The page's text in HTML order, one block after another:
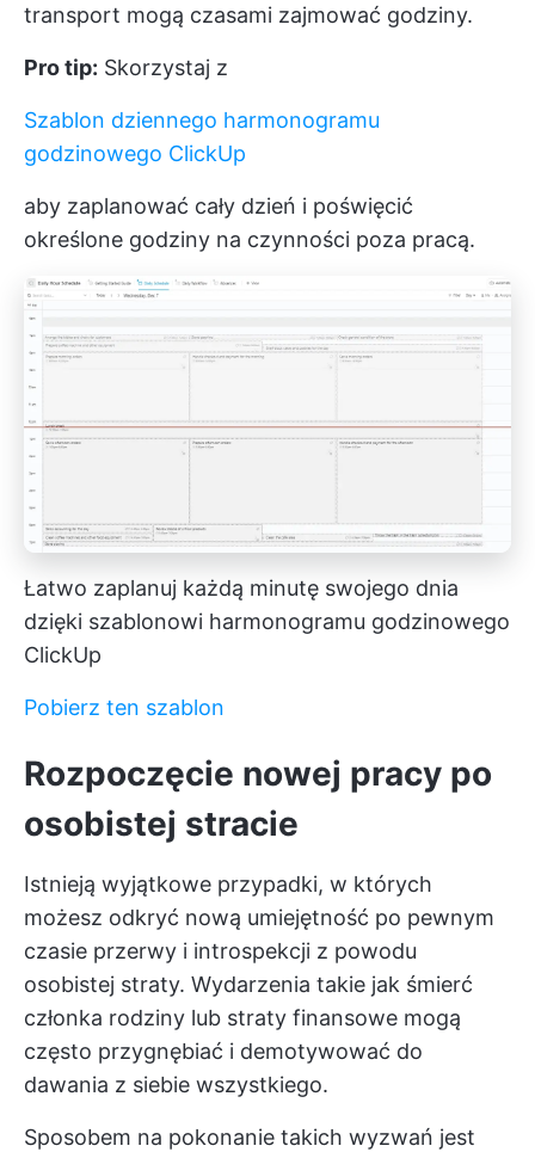
transport mogą czasami zajmować godziny.
Pro tip: Skorzystaj z
Szablon dziennego harmonogramu
godzinowego ClickUp
aby zaplanować cały dzień i poświęcić
określone godziny na czynności poza pracą.
Łatwo zaplanuj każdą minutę swojego dnia
dzięki szablonowi harmonogramu godzinowego
ClickUp
Pobierz ten szablon
Rozpoczęcie nowej pracy po
osobistej stracie
Istnieją wyjątkowe przypadki, w których
możesz odkryć nową umiejętność po pewnym
czasie przerwy i introspekcji z powodu
osobistej straty. Wydarzenia takie jak śmierć
członka rodziny lub straty finansowe mogą
często przygnębiać i demotywować do
dawania z siebie wszystkiego.
Sposobem na pokonanie takich wyzwań jest